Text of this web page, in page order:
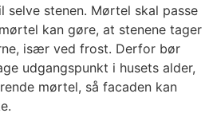
stenen. Mørtel skal passe
kan gøre, at stenene tager
især ved frost. Derfor bør
udgangspunkt i husets alder,
mørtel, så facaden kan